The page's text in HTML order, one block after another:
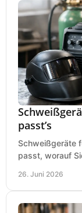
passt’s
Schweißgeräte
passt, worauf
26. Juni 2026